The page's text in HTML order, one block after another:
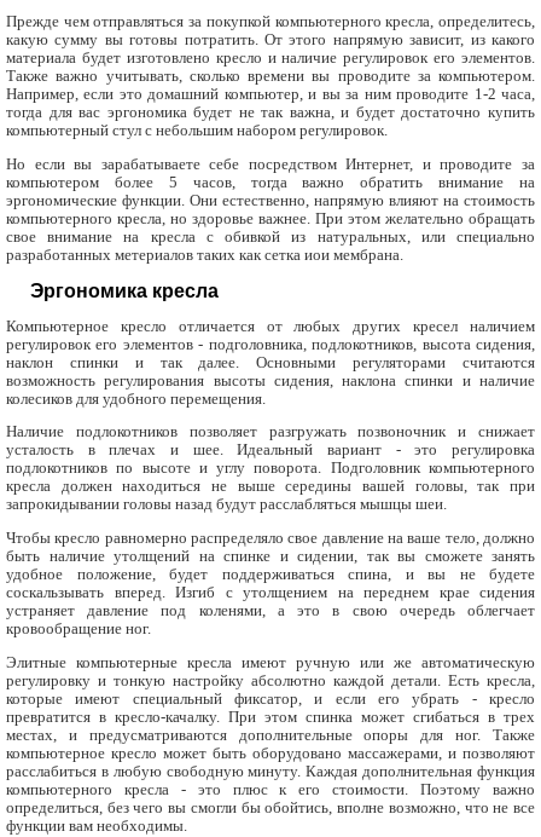
Прежде чем отправляться за покупкой компьютерного кресла, определитесь,
какую сумму вы готовы потратить. От этого напрямую зависит, из какого
материала будет изготовлено кресло и наличие регулировок его элементов.
Также важно учитывать, сколько времени вы проводите за компьютером.
Например, если это домашний компьютер, и вы за ним проводите 1-2 часа,
тогда для вас эргономика будет не так важна, и будет достаточно купить
компьютерный стул с небольшим набором регулировок.
Но если вы зарабатываете себе посредством Интернет, и проводите за
компьютером более 5 часов, тогда важно обратить внимание на
эргономические функции. Они естественно, напрямую влияют на стоимость
компьютерного кресла, но здоровье важнее. При этом желательно обращать
свое внимание на кресла с обивкой из натуральных, или специально
разработанных метериалов таких как сетка иои мембрана.
Эргономика кресла
Компьютерное кресло отличается от любых других кресел наличием
регулировок его элементов - подголовника, подлокотников, высота сидения,
наклон спинки и так далее. Основными регуляторами считаются
возможность регулирования высоты сидения, наклона спинки и наличие
колесиков для удобного перемещения.
Наличие подлокотников позволяет разгружать позвоночник и снижает
усталость в плечах и шее. Идеальный вариант - это регулировка
подлокотников по высоте и углу поворота. Подголовник компьютерного
кресла должен находиться не выше середины вашей головы, так при
запрокидывании головы назад будут расслабляться мышцы шеи.
Чтобы кресло равномерно распределяло свое давление на ваше тело, должно
быть наличие утолщений на спинке и сидении, так вы сможете занять
удобное положение, будет поддерживаться спина, и вы не будете
соскальзывать вперед. Изгиб с утолщением на переднем крае сидения
устраняет давление под коленями, а это в свою очередь облегчает
кровообращение ног.
Элитные компьютерные кресла имеют ручную или же автоматическую
регулировку и тонкую настройку абсолютно каждой детали. Есть кресла,
которые имеют специальный фиксатор, и если его убрать - кресло
превратится в кресло-качалку. При этом спинка может сгибаться в трех
местах, и предусматриваются дополнительные опоры для ног. Также
компьютерное кресло может быть оборудовано массажерами, и позволяют
расслабиться в любую свободную минуту. Каждая дополнительная функция
компьютерного кресла - это плюс к его стоимости. Поэтому важно
определиться, без чего вы смогли бы обойтись, вполне возможно, что не все
функции вам необходимы.